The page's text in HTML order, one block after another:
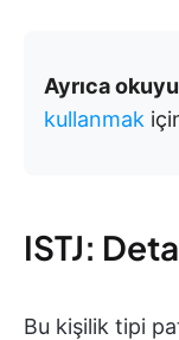
Ayrıca
kullanmak
ISTJ:
Bu kişilik tipi